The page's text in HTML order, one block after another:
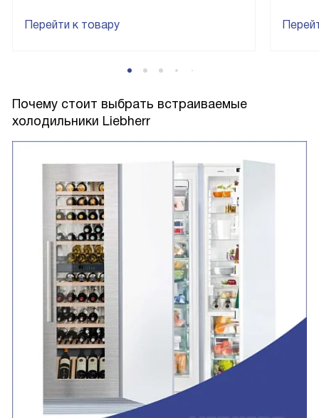
Перейти к товару
Почему стоит выбрать встраиваемые
холодильники Liebherr